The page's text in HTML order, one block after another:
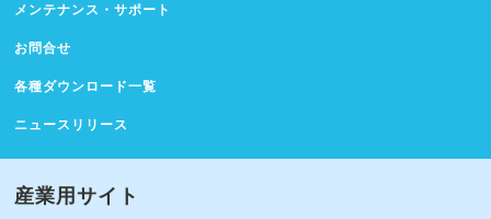
メンテナンス・サポート
お問合せ
各種ダウンロード一覧
ニュースリリース
産業用サイト